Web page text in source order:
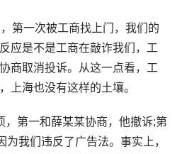
第一次被工商找上门，我们的
应是不是工商在敲诈我们，工
商取消投诉。从这一点看，工
上海也没有这样的土壤。
，第一和薛某某协商，他撤诉;第
我们违反了广告法。事实上，